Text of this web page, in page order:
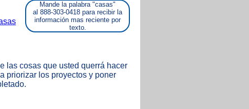
Mande la palabra "casas"
al 888-303-0418 para recibir la
información mas reciente por
texto.
las cosas que usted querrá hacer
priorizar los proyectos y poner